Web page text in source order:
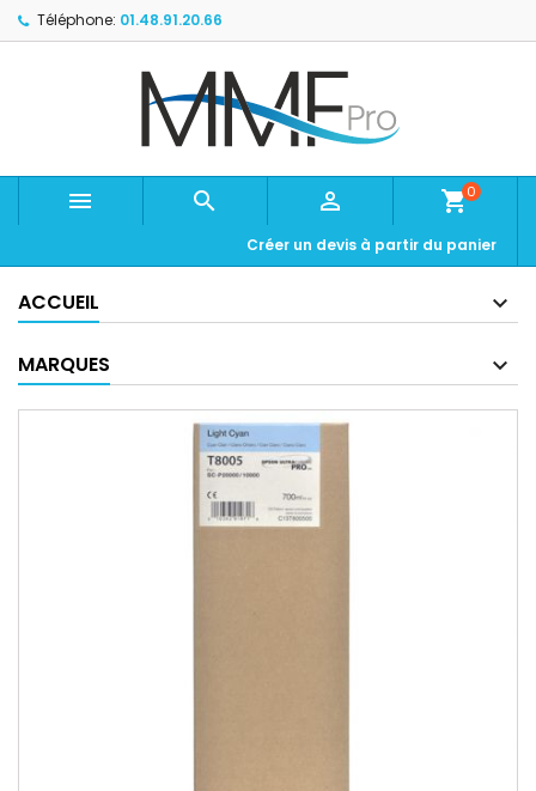
Téléphone: 01.48.91.20.66
   shopping_cart0
Créer un devis à partir du panier
ACCUEIL
MARQUES